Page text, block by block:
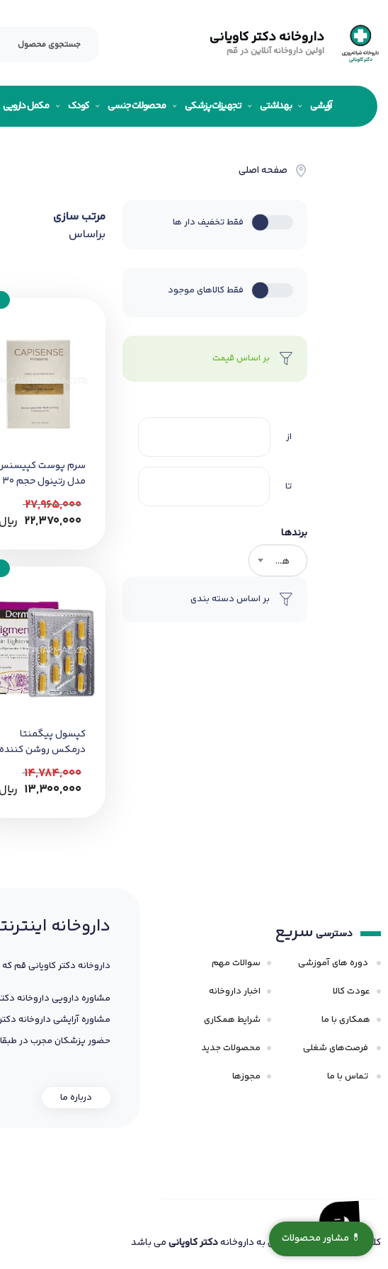
داروخانه دکتر کاویانی
اولین داروخانه آنلاین در قم
آرایشی بهداشتی تجهیزات پزشکی محصولات جنسی کودک مکمل دارویی
صفحه اصلی
فقط تخفیف دار ها
فقط کالاهای موجود
بر اساس قیمت
از
تا
برندها
هر برندی
بر اساس دسته بندی
مرتب سازی
براساس
سرم پوست
مدل رتینول حجم 30
میل
27,965,000
22,370,000 ﷼
کپسول پیگمنتا
درمکس روشن کننده
پوست 30 عددی
14,784,000
13,300,000 ﷼
دسترسی سریع
دوره های آموزشی
عودت کالا
همکاری با ما
فرصت‌های شغلی
تماس با ما
سوالات مهم
اخبار داروخانه
شرایط همکاری
محصولات جدید
مجوزها
داروخانه
داروخانه دکتر کاویانی قم
مشاوره دارویی داروخانه
مشاوره آرایشی داروخانه
حضور پزشکان مجرب در
درباره ما
کلیه حقوق این سایت متعلق به داروخانهدکتر کاویانیمی باشد 💊 مشاور محصولات